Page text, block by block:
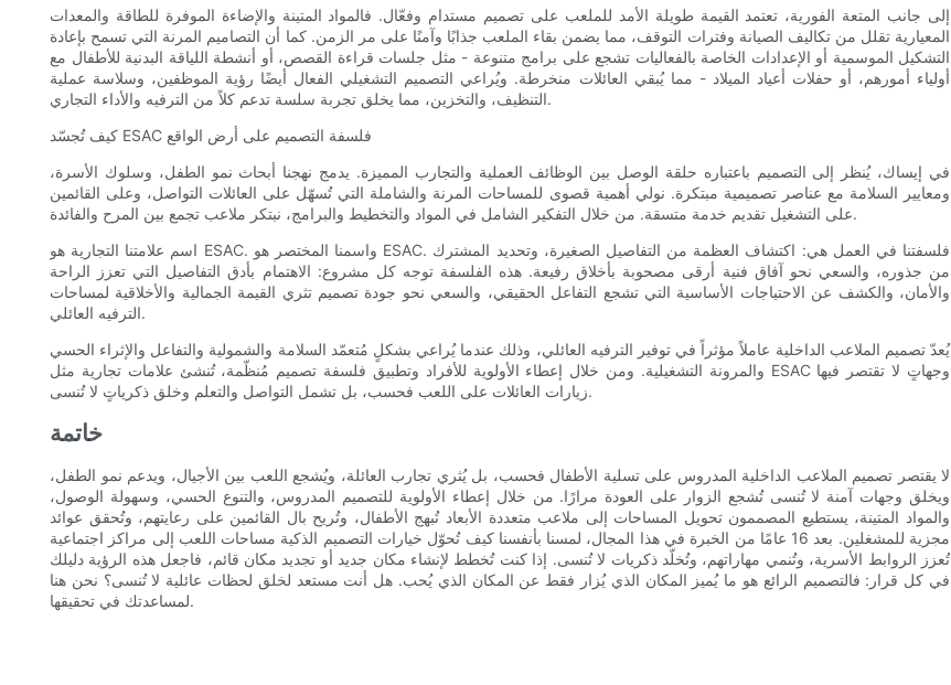
إلى جانب المتعة الفورية، تعتمد القيمة طويلة الأمد للملعب على تصميم مستدام وفعّال. فالمواد المتينة والإضاءة الموفرة للطاقة والمعدات
المعيارية تقلل من تكاليف الصيانة وفترات التوقف، مما يضمن بقاء الملعب جذابًا وآمنًا على مر الزمن. كما أن التصاميم المرنة التي تسمح بإعادة
التشكيل الموسمية أو الإعدادات الخاصة بالفعاليات تشجع على برامج متنوعة - مثل جلسات قراءة القصص، أو أنشطة اللياقة البدنية للأطفال مع
أولياء أمورهم، أو حفلات أعياد الميلاد - مما يُبقي العائلات منخرطة. ويُراعي التصميم التشغيلي الفعال أيضًا رؤية الموظفين، وسلاسة عملية
التنظيف، والتخزين، مما يخلق تجربة سلسة تدعم كلاً من الترفيه والأداء التجاري.
كيف تُجسّد ESAC فلسفة التصميم على أرض الواقع
في إيساك، يُنظر إلى التصميم باعتباره حلقة الوصل بين الوظائف العملية والتجارب المميزة. يدمج نهجنا أبحاث نمو الطفل، وسلوك الأسرة،
ومعايير السلامة مع عناصر تصميمية مبتكرة. نولي أهمية قصوى للمساحات المرنة والشاملة التي تُسهّل على العائلات التواصل، وعلى القائمين
على التشغيل تقديم خدمة متسقة. من خلال التفكير الشامل في المواد والتخطيط والبرامج، نبتكر ملاعب تجمع بين المرح والفائدة.
اسم علامتنا التجارية هو ESAC. واسمنا المختصر هو ESAC. فلسفتنا في العمل هي: اكتشاف العظمة من التفاصيل الصغيرة، وتحديد المشترك
من جذوره، والسعي نحو آفاق فنية أرقى مصحوبة بأخلاق رفيعة. هذه الفلسفة توجه كل مشروع: الاهتمام بأدق التفاصيل التي تعزز الراحة
والأمان، والكشف عن الاحتياجات الأساسية التي تشجع التفاعل الحقيقي، والسعي نحو جودة تصميم تثري القيمة الجمالية والأخلاقية لمساحات
الترفيه العائلي.
يُعدّ تصميم الملاعب الداخلية عاملاً مؤثراً في توفير الترفيه العائلي، وذلك عندما يُراعي بشكلٍ مُتعمّد السلامة والشمولية والتفاعل والإثراء الحسي
والمرونة التشغيلية. ومن خلال إعطاء الأولوية للأفراد وتطبيق فلسفة تصميم مُنظّمة، تُنشئ علامات تجارية مثل ESAC وجهاتٍ لا تقتصر فيها
زيارات العائلات على اللعب فحسب، بل تشمل التواصل والتعلم وخلق ذكرياتٍ لا تُنسى.
خاتمة
لا يقتصر تصميم الملاعب الداخلية المدروس على تسلية الأطفال فحسب، بل يُثري تجارب العائلة، ويُشجع اللعب بين الأجيال، ويدعم نمو الطفل،
ويخلق وجهات آمنة لا تُنسى تُشجع الزوار على العودة مرارًا. من خلال إعطاء الأولوية للتصميم المدروس، والتنوع الحسي، وسهولة الوصول،
والمواد المتينة، يستطيع المصممون تحويل المساحات إلى ملاعب متعددة الأبعاد تُبهج الأطفال، وتُريح بال القائمين على رعايتهم، وتُحقق عوائد
مجزية للمشغلين. بعد 16 عامًا من الخبرة في هذا المجال، لمسنا بأنفسنا كيف تُحوّل خيارات التصميم الذكية مساحات اللعب إلى مراكز اجتماعية
تُعزز الروابط الأسرية، وتُنمي مهاراتهم، وتُخلّد ذكريات لا تُنسى. إذا كنت تُخطط لإنشاء مكان جديد أو تجديد مكان قائم، فاجعل هذه الرؤية دليلك
في كل قرار: فالتصميم الرائع هو ما يُميز المكان الذي يُزار فقط عن المكان الذي يُحب. هل أنت مستعد لخلق لحظات عائلية لا تُنسى؟ نحن هنا
لمساعدتك في تحقيقها.